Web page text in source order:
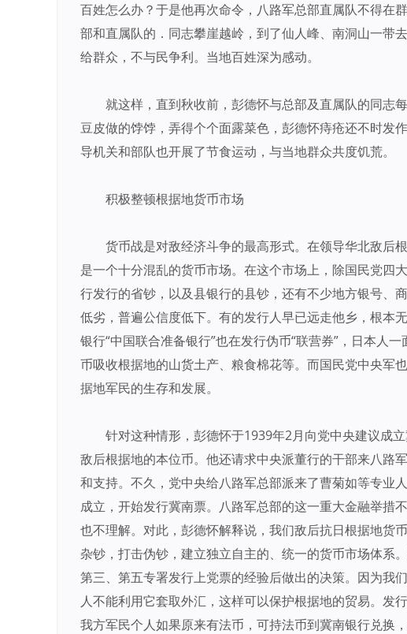
百姓怎么办？于是他再次命令，八路军总部直属队不得在
部和直属队的．同志攀崖越岭，到了仙人峰、南洞山一带
给群众，不与民争利。当地百姓深为感动。
就这样，直到秋收前，彭德怀与总部及直属队的同志
豆皮做的饽饽，弄得个个面露菜色，彭德怀痔疮还不时发
导机关和部队也开展了节食运动，与当地群众共度饥荒。
积极整顿根据地货币市场
货币战是对敌经济斗争的最高形式。在领导华北敌后
是一个十分混乱的货币市场。在这个市场上，除国民党四
行发行的省钞，以及县银行的县钞，还有不少地方银号、
低劣，普遍公信度低下。有的发行人早已远走他乡，根本
银行“中国联合准备银行”也在发行伪币“联营券”，日本人
币吸收根据地的山货土产、粮食棉花等。而国民党中央军
据地军民的生存和发展。
针对这种情形，彭德怀于1939年2月向党中央建议成
敌后根据地的本位币。他还请求中央派董行的干部来八路
和支持。不久，党中央给八路军总部派来了曹菊如等专业
成立，开始发行冀南票。八路军总部的这一重大金融举措
也不理解。对此，彭德怀解释说，我们敌后抗日根据地货
杂钞，打击伪钞，建立独立自主的、统一的货币市场体系
第三、第五专署发行上党票的经验后做出的决策。因为我
人不能利用它套取外汇，这样可以保护根据地的贸易。发
我方军民个人如果原来有法币，可持法币到冀南银行兑换